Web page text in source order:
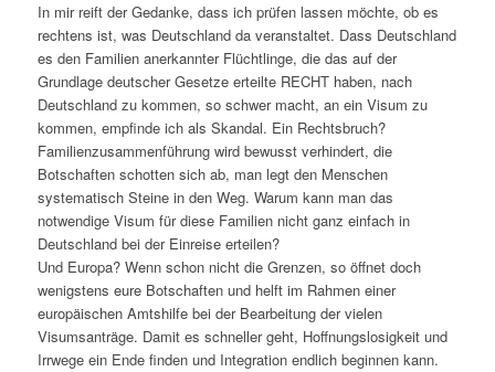
In mir reift der Gedanke, dass ich prüfen lassen möchte, ob es
rechtens ist, was Deutschland da veranstaltet. Dass Deutschland
es den Familien anerkannter Flüchtlinge, die das auf der
Grundlage deutscher Gesetze erteilte RECHT haben, nach
Deutschland zu kommen, so schwer macht, an ein Visum zu
kommen, empfinde ich als Skandal. Ein Rechtsbruch?
Familienzusammenführung wird bewusst verhindert, die
Botschaften schotten sich ab, man legt den Menschen
systematisch Steine in den Weg. Warum kann man das
notwendige Visum für diese Familien nicht ganz einfach in
Deutschland bei der Einreise erteilen?
Und Europa? Wenn schon nicht die Grenzen, so öffnet doch
wenigstens eure Botschaften und helft im Rahmen einer
europäischen Amtshilfe bei der Bearbeitung der vielen
Visumsanträge. Damit es schneller geht, Hoffnungslosigkeit und
Irrwege ein Ende finden und Integration endlich beginnen kann.